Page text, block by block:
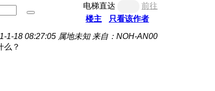
电梯直达
前往
楼主
只看该作者
1-18 08:27:05 属地未知 来自：NOH-AN00